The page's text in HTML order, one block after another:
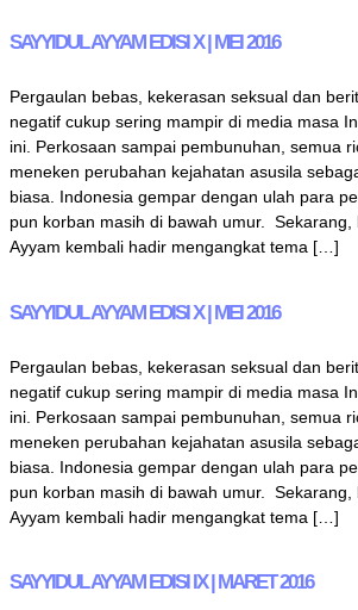
SAYYIDUL AYYAM EDISI X | MEI 2016
Pergaulan bebas, kekerasan seksual dan
negatif cukup sering mampir di media masa
ini. Perkosaan sampai pembunuhan, semua
meneken perubahan kejahatan asusila
biasa. Indonesia gempar dengan ulah para
pun korban masih di bawah umur. Sekarang,
Ayyam kembali hadir mengangkat tema […]
SAYYIDUL AYYAM EDISI X | MEI 2016
Pergaulan bebas, kekerasan seksual dan
negatif cukup sering mampir di media masa
ini. Perkosaan sampai pembunuhan, semua
meneken perubahan kejahatan asusila
biasa. Indonesia gempar dengan ulah para
pun korban masih di bawah umur. Sekarang,
Ayyam kembali hadir mengangkat tema […]
SAYYIDUL AYYAM EDISI IX | MARET 2016